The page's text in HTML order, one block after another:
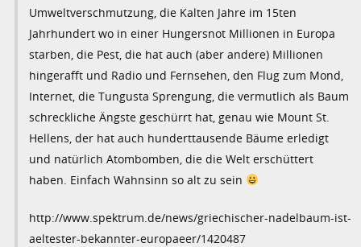
Umweltverschmutzung, die Kalten Jahre im 15ten
Jahrhundert wo in einer Hungersnot Millionen in Europa
starben, die Pest, die hat auch (aber andere) Millionen
hingerafft und Radio und Fernsehen, den Flug zum Mond,
Internet, die Tungusta Sprengung, die vermutlich als Baum
schreckliche Ängste geschürrt hat, genau wie Mount St.
Hellens, der hat auch hunderttausende Bäume erledigt
und natürlich Atombomben, die die Welt erschüttert
haben. Einfach Wahnsinn so alt zu sein
http://www.spektrum.de/news/griechischer-nadelbaum-ist-
aeltester-bekannter-europaeer/1420487